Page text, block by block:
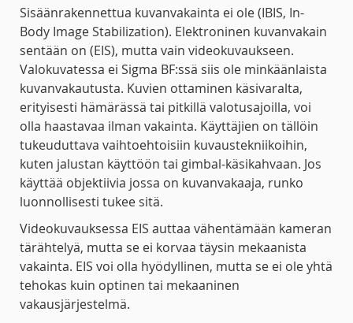
Sisäänrakennettua kuvanvakainta ei ole (IBIS, In-
Body Image Stabilization). Elektroninen kuvanvakain
sentään on (EIS), mutta vain videokuvaukseen.
Valokuvatessa ei Sigma BF:ssä siis ole minkäänlaista
kuvanvakautusta. Kuvien ottaminen käsivaralta,
erityisesti hämärässä tai pitkillä valotusajoilla, voi
olla haastavaa ilman vakainta. Käyttäjien on tällöin
tukeuduttava vaihtoehtoisiin kuvaustekniikoihin,
kuten jalustan käyttöön tai gimbal-käsikahvaan. Jos
käyttää objektiivia jossa on kuvanvakaaja, runko
luonnollisesti tukee sitä.
Videokuvauksessa EIS auttaa vähentämään kameran
tärähtelyä, mutta se ei korvaa täysin mekaanista
vakainta. EIS voi olla hyödyllinen, mutta se ei ole yhtä
tehokas kuin optinen tai mekaaninen
vakausjärjestelmä.